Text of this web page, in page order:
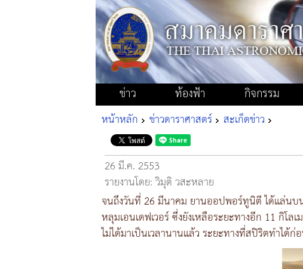
ข่าว ท้องฟ้า กิจกรรม
หน้าหลัก ข่าวดาราศาสตร์ สะเก็ดข่าว
26 มี.ค. 2553
รายงานโดย: วิมุติ วสะหลาย
จนถึงวันที่ 26 มีนาคม ยานออปพอร์ทูนิตี ได้แล่นบ
หลุมเอนเดฟเวอร์ ซึ่งยังเหลือระยะทางอีก 11 กิโ
ไม่ได้มาเป็นเวลานานแล้ว ระยะทางที่สปิริตทำได้